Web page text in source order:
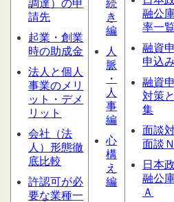
調達）の申
請先
起業・創業
時の助成金
法人と個人
事業のメリ
ット・デメ
リット
会社（法
人）形態徹
底比較
許認可が必
要な業種一
続
き
編
人
脈
・
人
事
編
心
構
え
編
融公
率一
融資
申込
融資
対策
集
面談
面談
日本
融公
Ａ